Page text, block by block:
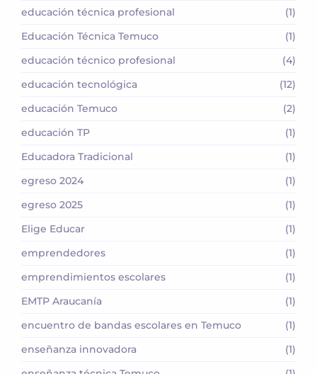
educación técnica profesional
(1)
Educación Técnica Temuco
(1)
educación técnico profesional
(4)
educación tecnológica
(12)
educación Temuco
(2)
educación TP
(1)
Educadora Tradicional
(1)
egreso 2024
(1)
egreso 2025
(1)
Elige Educar
(1)
emprendedores
(1)
emprendimientos escolares
(1)
EMTP Araucanía
(1)
encuentro de bandas escolares en Temuco
(1)
enseñanza innovadora
(1)